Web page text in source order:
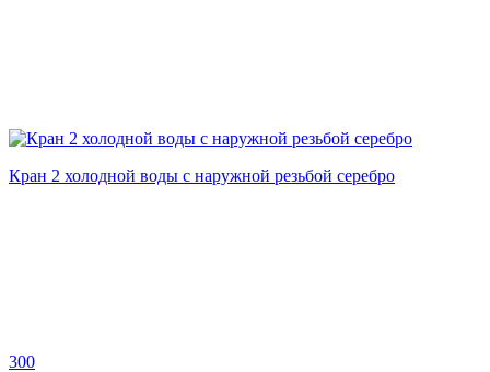
Кран 2 холодной воды с наружной резьбой серебро
300